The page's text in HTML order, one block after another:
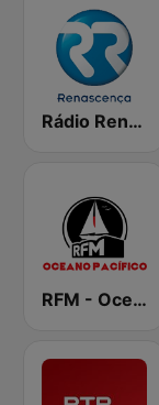
Rádio Renascença
RFM - Oceano Pacífico Online